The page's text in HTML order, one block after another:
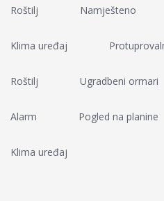
Roštilj Namješteno
Klima uređaj
Roštilj Ugradbeni ormari
Alarm Pogled na planine
Klima uređaj